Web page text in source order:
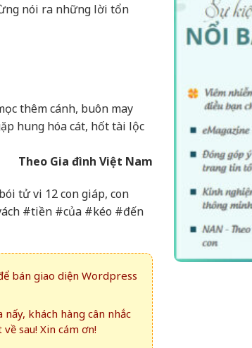
nói ra những lời tổn
thêm cánh, buôn may
hung hóa cát, hốt tài lộc
Theo Gia đình Việt Nam
tử vi 12 con giáp, con
#tiền #của #kéo #đến
bán giao diện Wordpress
khách hàng cân nhắc
sau! Xin cám ơn!